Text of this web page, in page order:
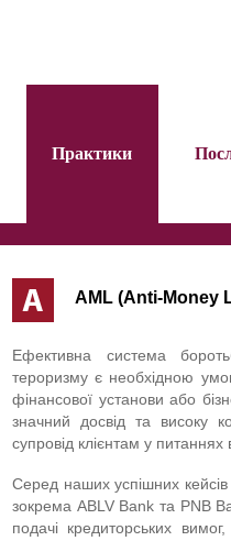
Практики
А AML (Anti-Money
Ефективна система
тероризму є необхідною
фінансової установи або
значний досвід та високу
супровід клієнтам у питаннях
Серед наших успішних кейсів –
зокрема ABLV Bank та PNB
подачі кредиторських